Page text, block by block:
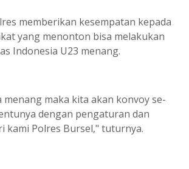
memberikan kesempatan kepada
yang menonton bisa melakukan
Indonesia U23 menang.
menang maka kita akan konvoy se-
dengan pengaturan dan
kami Polres Bursel," tuturnya.